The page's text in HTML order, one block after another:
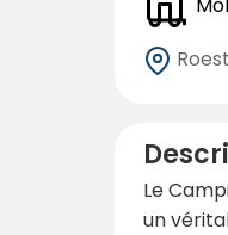
Le
un